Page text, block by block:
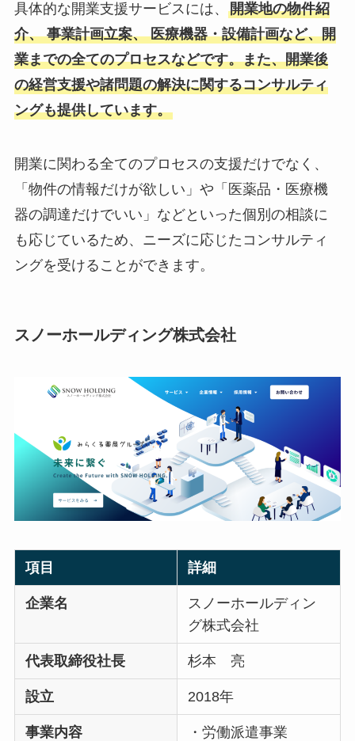
具体的な開業支援サービスには、 開業地の物件紹
介、 事業計画立案、 医療機器・設備計画など、開
業までの全てのプロセスなどです。また、開業後
の経営支援や諸問題の解決に関するコンサルティ
ングも提供しています。​
開業に関わる全てのプロセスの支援だけでなく、
「物件の情報だけが欲しい」や「医薬品・医療機
器の調達だけでいい」などといった個別の相談に
も応じているため、ニーズに応じたコンサルティ
ングを受けることができます。
スノーホールディング株式会社
項目 詳細
企業名
スノーホールディン
グ株式会社
代表取締役社長 杉本 亮
設立 2018年
事業内容
・労働派遣事業